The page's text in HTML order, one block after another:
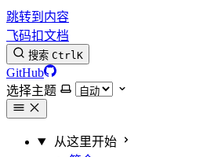
跳转到内容
飞码扣文档
搜索 CtrlK
GitHub
选择主题
从这里开始